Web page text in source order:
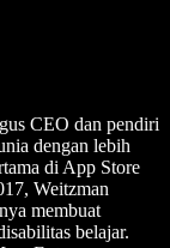
CEO dan pendiri
dengan lebih
di App Store
Weitzman
membuat
belajar.